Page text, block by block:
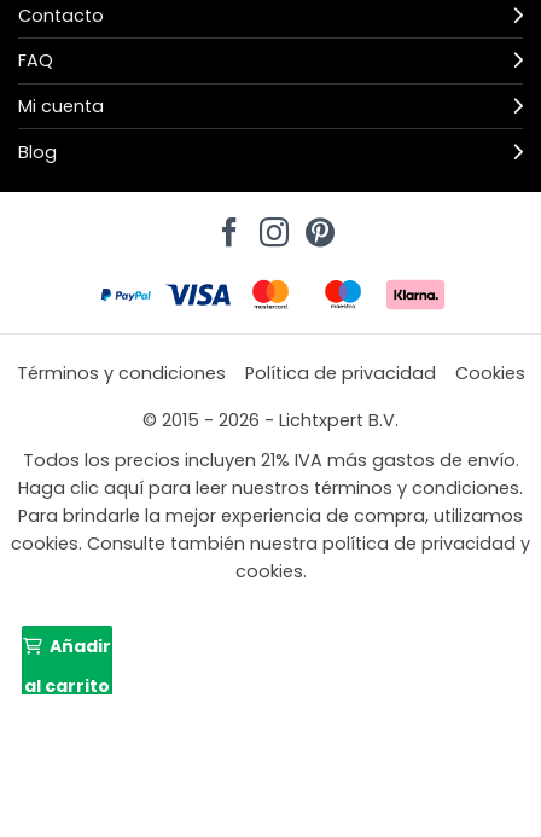
Contacto
FAQ
Mi cuenta
Blog
Términos y condiciones Política de privacidad
Cookies
© 2015 - 2026 - Lichtxpert B.V.
Todos los precios incluyen 21% IVA más gastos de envío.
Haga clic aquí para leer nuestros términos y condiciones.
Para brindarle la mejor experiencia de compra, utilizamos
cookies. Consulte también nuestra política de privacidad y
cookies.
Añadir
al carrito